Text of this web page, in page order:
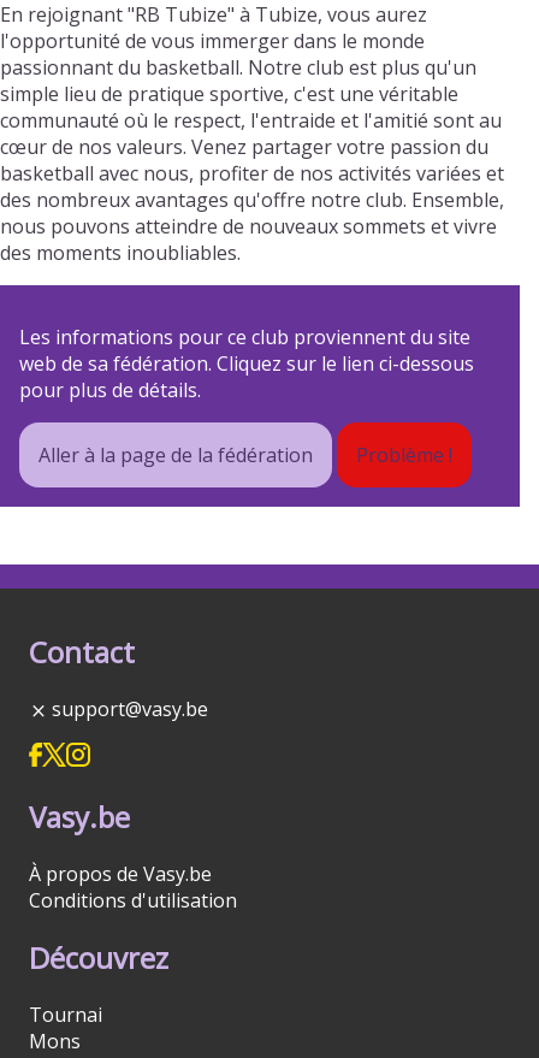
En rejoignant "RB Tubize" à Tubize, vous aurez
l'opportunité de vous immerger dans le monde
passionnant du basketball. Notre club est plus qu'un
simple lieu de pratique sportive, c'est une véritable
communauté où le respect, l'entraide et l'amitié sont au
cœur de nos valeurs. Venez partager votre passion du
basketball avec nous, profiter de nos activités variées et
des nombreux avantages qu'offre notre club. Ensemble,
nous pouvons atteindre de nouveaux sommets et vivre
des moments inoubliables.
Les informations pour ce club proviennent du site
web de sa fédération. Cliquez sur le lien ci-dessous
pour plus de détails.
Aller à la page de la fédération Problème !
Contact
support@vasy.be
Vasy.be
À propos de Vasy.be
Conditions d'utilisation
Découvrez
Tournai
Mons